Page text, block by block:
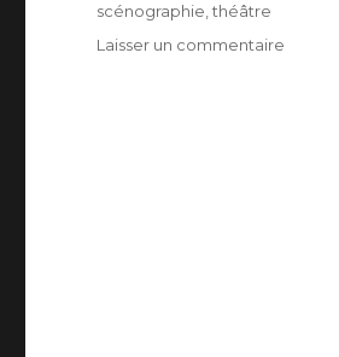
scénographie ,théâtre
Laisser un commentaire